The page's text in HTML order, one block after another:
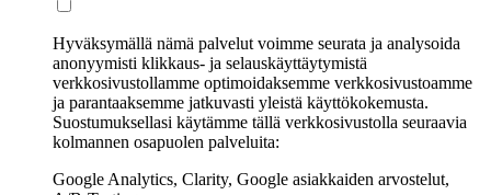
Hyväksymällä nämä palvelut voimme seurata ja analysoida
anonyymisti klikkaus- ja selauskäyttäytymistä
verkkosivustollamme optimoidaksemme verkkosivustoamme
ja parantaaksemme jatkuvasti yleistä käyttökokemusta.
Suostumuksellasi käytämme tällä verkkosivustolla seuraavia
kolmannen osapuolen palveluita:
Google Analytics, Clarity, Google asiakkaiden arvostelut,